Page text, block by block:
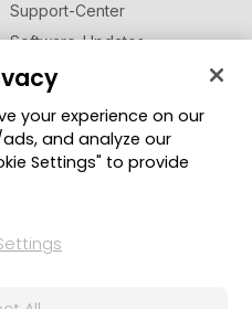
Support-Center
Software-Updates
Lernen + Wissen
Region ändern
your experience on our
and analyze our
Settings" to provide